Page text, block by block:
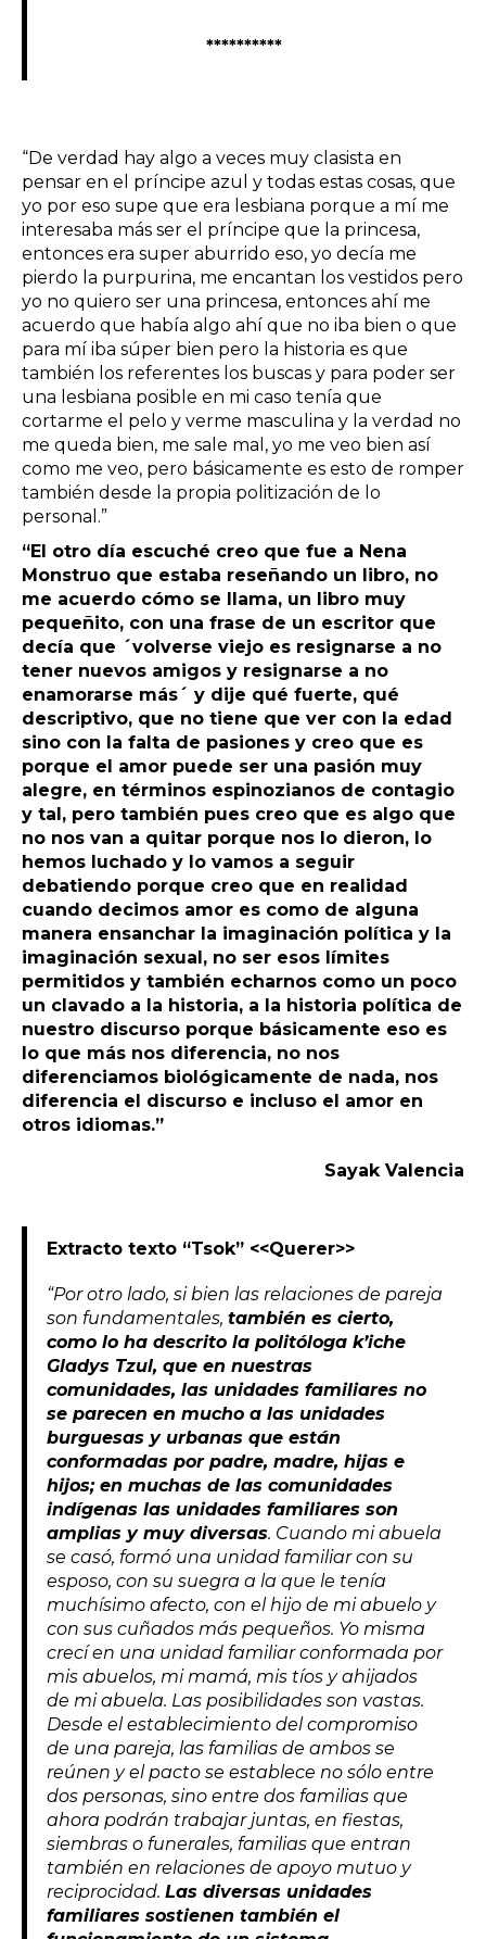
**********
“De verdad hay algo a veces muy clasista en
pensar en el príncipe azul y todas estas cosas, que
yo por eso supe que era lesbiana porque a mí me
interesaba más ser el príncipe que la princesa,
entonces era super aburrido eso, yo decía me
pierdo la purpurina, me encantan los vestidos pero
yo no quiero ser una princesa, entonces ahí me
acuerdo que había algo ahí que no iba bien o que
para mí iba súper bien pero la historia es que
también los referentes los buscas y para poder ser
una lesbiana posible en mi caso tenía que
cortarme el pelo y verme masculina y la verdad no
me queda bien, me sale mal, yo me veo bien así
como me veo, pero básicamente es esto de romper
también desde la propia politización de lo
personal.”
“El otro día escuché creo que fue a Nena
Monstruo que estaba reseñando un libro, no
me acuerdo cómo se llama, un libro muy
pequeñito, con una frase de un escritor que
decía que ´volverse viejo es resignarse a no
tener nuevos amigos y resignarse a no
enamorarse más´ y dije qué fuerte, qué
descriptivo, que no tiene que ver con la edad
sino con la falta de pasiones y creo que es
porque el amor puede ser una pasión muy
alegre, en términos espinozianos de contagio
y tal, pero también pues creo que es algo que
no nos van a quitar porque nos lo dieron, lo
hemos luchado y lo vamos a seguir
debatiendo porque creo que en realidad
cuando decimos amor es como de alguna
manera ensanchar la imaginación política y la
imaginación sexual, no ser esos límites
permitidos y también echarnos como un poco
un clavado a la historia, a la historia política de
nuestro discurso porque básicamente eso es
lo que más nos diferencia, no nos
diferenciamos biológicamente de nada, nos
diferencia el discurso e incluso el amor en
otros idiomas.”
Sayak Valencia
Extracto texto “Tsok” <<Querer>>
“Por otro lado, si bien las relaciones de pareja
son fundamentales, también es cierto,
como lo ha descrito la politóloga k’iche
Gladys Tzul, que en nuestras
comunidades, las unidades familiares no
se parecen en mucho a las unidades
burguesas y urbanas que están
conformadas por padre, madre, hijas e
hijos; en muchas de las comunidades
indígenas las unidades familiares son
amplias y muy diversas. Cuando mi abuela
se casó, formó una unidad familiar con su
esposo, con su suegra a la que le tenía
muchísimo afecto, con el hijo de mi abuelo y
con sus cuñados más pequeños. Yo misma
crecí en una unidad familiar conformada por
mis abuelos, mi mamá, mis tíos y ahijados
de mi abuela. Las posibilidades son vastas.
Desde el establecimiento del compromiso
de una pareja, las familias de ambos se
reúnen y el pacto se establece no sólo entre
dos personas, sino entre dos familias que
ahora podrán trabajar juntas, en fiestas,
siembras o funerales, familias que entran
también en relaciones de apoyo mutuo y
reciprocidad. Las diversas unidades
familiares sostienen también el